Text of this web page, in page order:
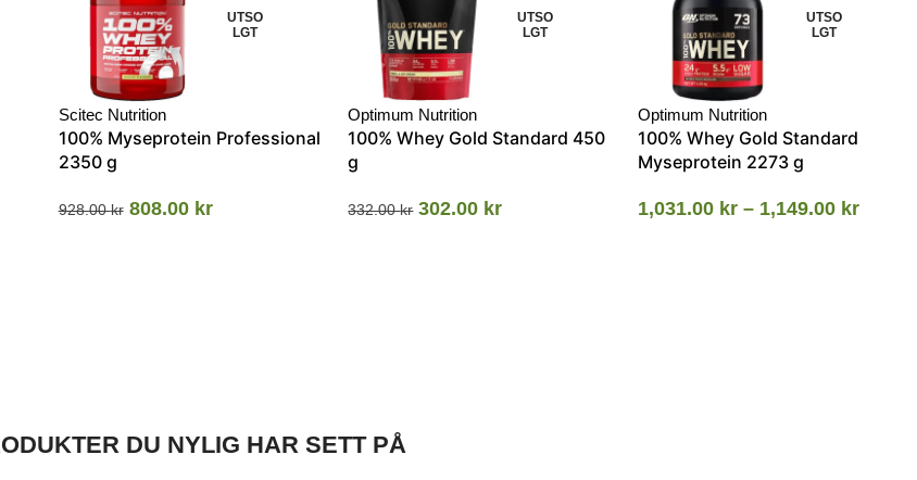
UTSO
LGT
Scitec Nutrition
100% Myseprotein Professional
2350 g
928.00kr 808.00 kr
UTSO
LGT
Optimum Nutrition
100% Whey Gold Standard 450
g
332.00kr 302.00 kr
UTSO
LGT
Optimum Nutrition
100% Whey Gold Standard
Myseprotein 2273 g
1,031.00 kr – 1,149.00 kr
DU NYLIG HAR SETT PÅ